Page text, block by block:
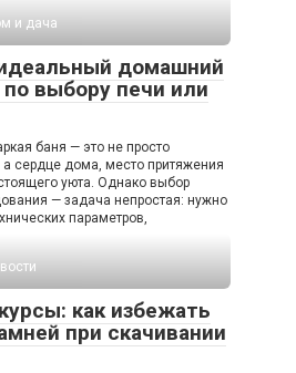
и дача
домашний
выбору печи или
баня — это не просто
а сердце дома, место притяжения
уюта. Однако выбор
— задача непростая: нужно
параметров,
как избежать
при скачивании